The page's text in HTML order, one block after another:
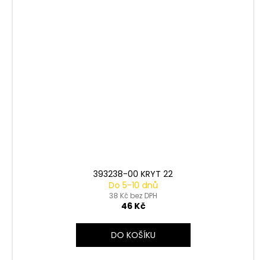
393238-00 KRYT 22
Do 5-10 dnů
38 Kč bez DPH
46 Kč
DO KOŠÍKU